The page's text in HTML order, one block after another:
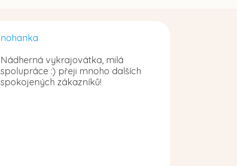
nohanka
Nádherná vykrajovátka, milá
spolupráce :) přeji mnoho dalších
spokojených zákazníků!